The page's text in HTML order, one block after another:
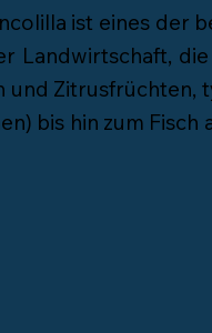
ist eines der
Landwirtschaft,
und Zitrusfrüchten,
bis hin zum